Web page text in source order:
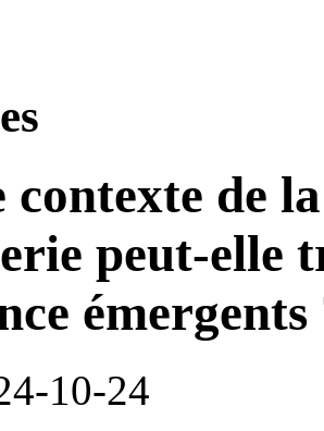
contexte de
peut-elle
émergents
10-24